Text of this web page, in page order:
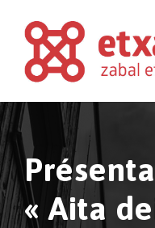
« Aita